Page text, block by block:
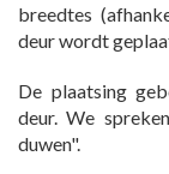
breedtes
deur wordt
De plaatsing
deur. We
duwen".